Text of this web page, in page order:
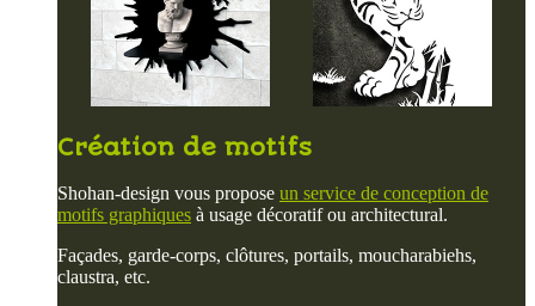
Création de motifs
Shohan-design vous propose un service de conception de
motifs graphiques à usage décoratif ou architectural.
Façades, garde-corps, clôtures, portails, moucharabiehs,
claustra, etc.